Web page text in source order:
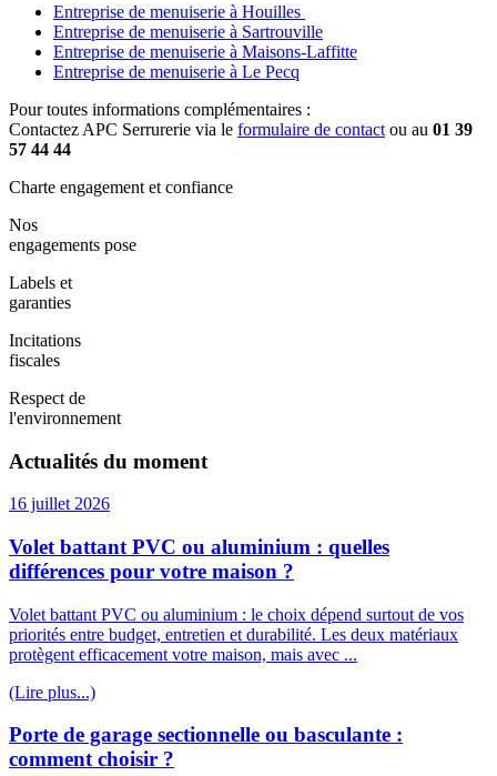
Entreprise de menuiserie à Houilles
Entreprise de menuiserie à Sartrouville
Entreprise de menuiserie à Maisons-Laffitte
Entreprise de menuiserie à Le Pecq
Pour toutes informations complémentaires :
Contactez APC Serrurerie via le formulaire de contact ou au 01 39
57 44 44
Charte engagement et confiance
Nos
engagements pose
Labels et
garanties
Incitations
fiscales
Respect de
l'environnement
Actualités du moment
16 juillet 2026
Volet battant PVC ou aluminium : quelles
différences pour votre maison ?
Volet battant PVC ou aluminium : le choix dépend surtout de vos
priorités entre budget, entretien et durabilité. Les deux matériaux
protègent efficacement votre maison, mais avec ...
(Lire plus...)
Porte de garage sectionnelle ou basculante :
comment choisir ?